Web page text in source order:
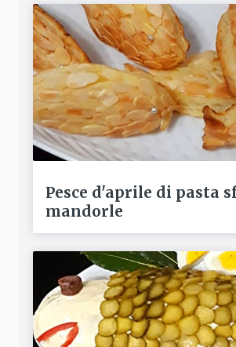
Pesce d'aprile di pasta
mandorle